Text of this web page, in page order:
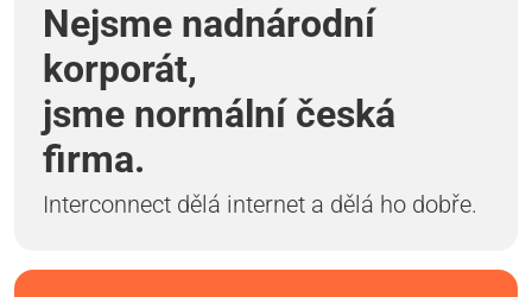
Nejsme nadnárodní
korporát,
jsme normální česká
firma.
Interconnect dělá internet a dělá ho dobře.